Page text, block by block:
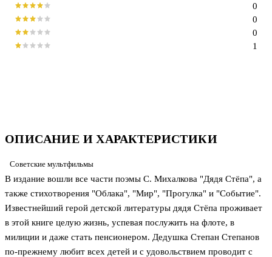
ОПИСАНИЕ И ХАРАКТЕРИСТИКИ
Советские мультфильмы
В издание вошли все части поэмы С. Михалкова "Дядя Стёпа", а
также стихотворения "Облака", "Мир", "Прогулка" и "Событие".
Известнейший герой детской литературы дядя Стёпа проживает
в этой книге целую жизнь, успевая послужить на флоте, в
милиции и даже стать пенсионером. Дедушка Степан Степанов
по-прежнему любит всех детей и с удовольствием проводит с
1
0
0
0